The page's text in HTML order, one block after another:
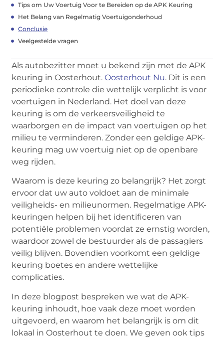
Tips om Uw Voertuig Voor te Bereiden op de APK Keuring
Het Belang van Regelmatig Voertuigonderhoud
Conclusie
Veelgestelde vragen
Als autobezitter moet u bekend zijn met de APK
keuring in Oosterhout.Oosterhout Nu. Dit is een
periodieke controle die wettelijk verplicht is voor
voertuigen in Nederland. Het doel van deze
keuring is om de verkeersveiligheid te
waarborgen en de impact van voertuigen op het
milieu te verminderen. Zonder een geldige APK-
keuring mag uw voertuig niet op de openbare
weg rijden.
Waarom is deze keuring zo belangrijk? Het zorgt
ervoor dat uw auto voldoet aan de minimale
veiligheids- en milieunormen. Regelmatige APK-
keuringen helpen bij het identificeren van
potentiële problemen voordat ze ernstig worden,
waardoor zowel de bestuurder als de passagiers
veilig blijven. Bovendien voorkomt een geldige
keuring boetes en andere wettelijke
complicaties.
In deze blogpost bespreken we wat de APK-
keuring inhoudt, hoe vaak deze moet worden
uitgevoerd, en waarom het belangrijk is om dit
lokaal in Oosterhout te doen. We geven ook tips